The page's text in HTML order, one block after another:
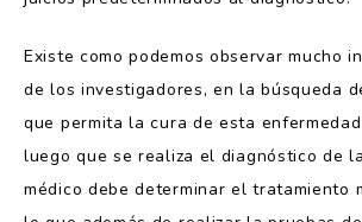
Existe como podemos observar mucho
de los investigadores, en la búsqueda
que permita la cura de esta
luego que se realiza el diagnóstico de
médico debe determinar el tratamiento